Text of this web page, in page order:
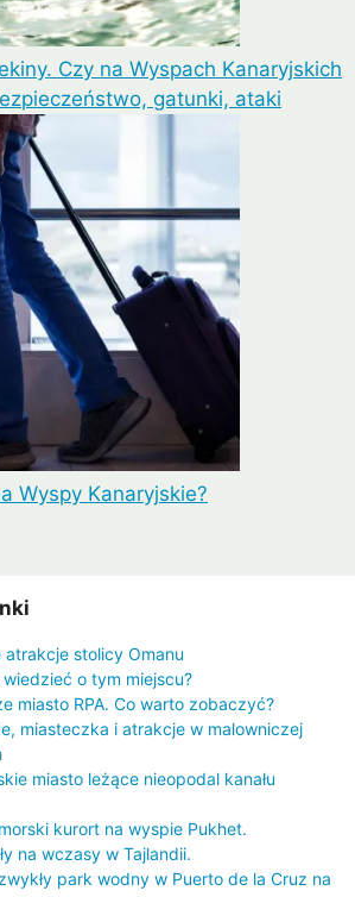
Czy na Wyspach Kanaryjskich
gatunki, ataki
Wyspy Kanaryjskie?
atrakcje stolicy Omanu
o tym miejscu?
miasto RPA. Co warto zobaczyć?
miasteczka i atrakcje w malowniczej
miasto leżące nieopodal kanału
kurort na wyspie Pukhet.
na wczasy w Tajlandii.
park wodny w Puerto de la Cruz na